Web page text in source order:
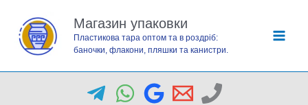
вмісту
Магазин упаковки
Пластикова тара оптом та в роздріб:
баночки, флакони, пляшки та канистри.